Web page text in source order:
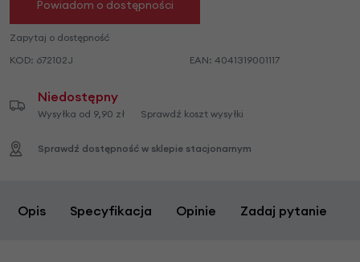
Powiadom o dostępności
Zapytaj o dostępność
KOD: 672102J EAN: 4041319001117
Niedostępny
Wysyłka od 9,90 zł Sprawdź koszt wysyłki
Sprawdź dostępność w sklepie stacjonarnym
Opis Specyfikacja Opinie Zadaj pytanie